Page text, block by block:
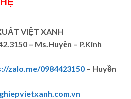
VIỆT XANH
– Ms.Huyền – P.Kinh
zalo.me/0984423150 – Huyền